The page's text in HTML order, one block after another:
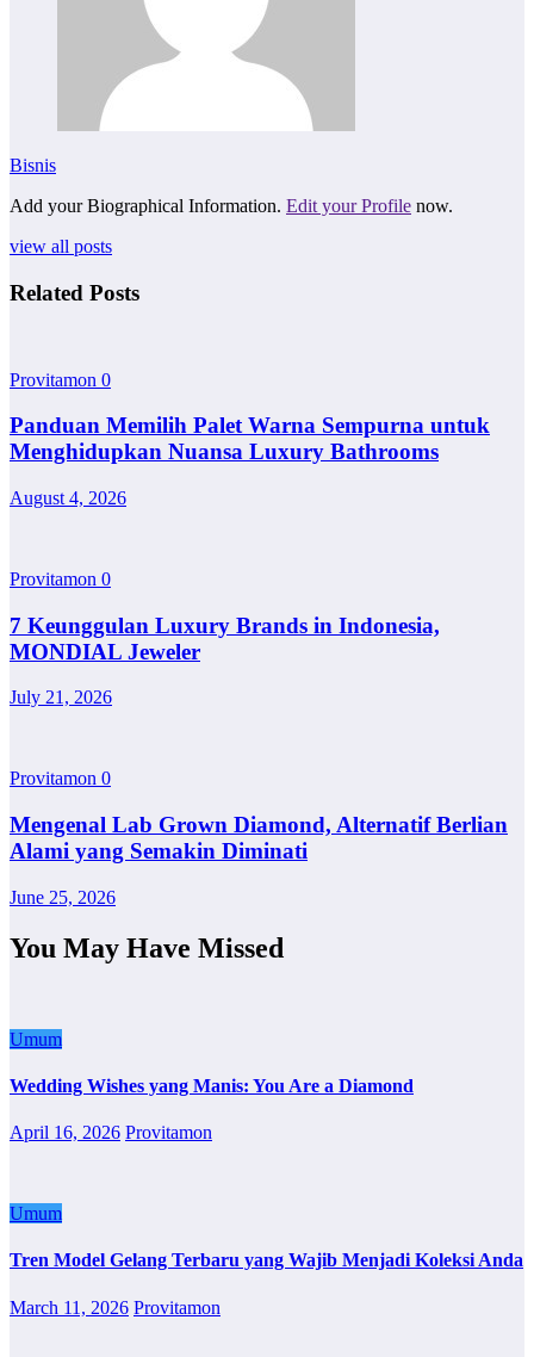
Bisnis
Add your Biographical Information. Edit your Profile now.
view all posts
Related Posts
Provitamon 0
Panduan Memilih Palet Warna Sempurna untuk
Menghidupkan Nuansa Luxury Bathrooms
August 4, 2026
Provitamon 0
7 Keunggulan Luxury Brands in Indonesia,
MONDIAL Jeweler
July 21, 2026
Provitamon 0
Mengenal Lab Grown Diamond, Alternatif Berlian
Alami yang Semakin Diminati
June 25, 2026
You May Have Missed
Umum
Wedding Wishes yang Manis: You Are a Diamond
April 16, 2026 Provitamon
Umum
Tren Model Gelang Terbaru yang Wajib Menjadi Koleksi Anda
March 11, 2026 Provitamon